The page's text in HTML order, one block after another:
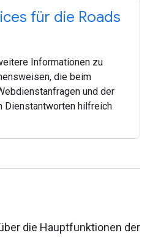
für die Roads
Informationen zu
die beim
und der
Dienstantworten hilfreich
die Hauptfunktionen der